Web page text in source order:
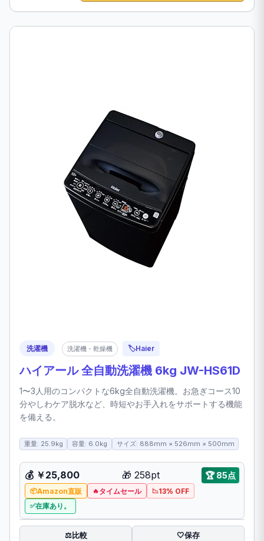
洗濯機 洗濯機・乾燥機 🏷️Haier
ハイアール 全自動洗濯機 6kg JW-HS61D
1〜3人用のコンパクトな6kg全自動洗濯機。お急ぎコース10
分やしわケア脱水など、時短やお手入れをサポートする機能
を備える。
重量: 25.9kg 容量: 6.0kg サイズ: 888mm × 526mm × 500mm
💰 ￥25,800 🎁 258pt 🏆85点
Amazon直販 タイムセール
13% OFF
在庫あり。
⚖️比較 🤍保存